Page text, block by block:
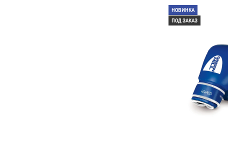
НОВИНКА
ПОД ЗАКАЗ